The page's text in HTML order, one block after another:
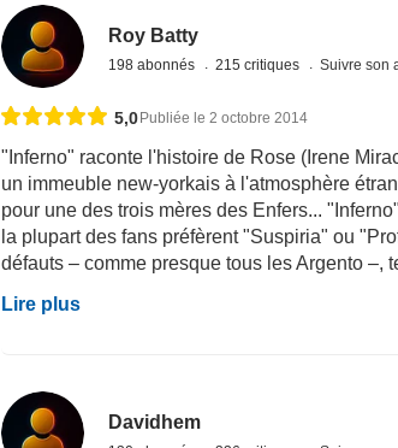
Roy Batty
198 abonnés 215 critiques Suivre son
5,0 Publiée le 2 octobre 2014
"Inferno" raconte l'histoire de Rose (Irene
un immeuble new-yorkais à l'atmosphère
pour une des trois mères des Enfers...
la plupart des fans préfèrent "Suspiria" ou
défauts – comme presque tous les Argento –,
Lire plus
Davidhem